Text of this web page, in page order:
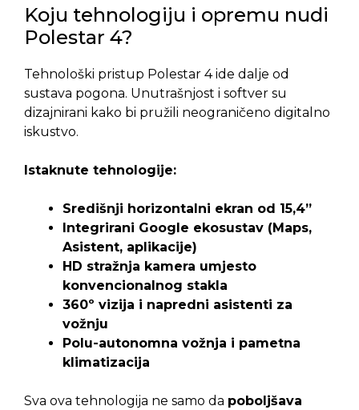
Koju tehnologiju i opremu nudi
Polestar 4?
Tehnološki pristup Polestar 4 ide dalje od
sustava pogona. Unutrašnjost i softver su
dizajnirani kako bi pružili neograničeno digitalno
iskustvo.
Istaknute tehnologije:
Središnji horizontalni ekran od 15,4”
Integrirani Google ekosustav (Maps,
Asistent, aplikacije)
HD stražnja kamera umjesto
konvencionalnog stakla
360º vizija i napredni asistenti za
vožnju
Polu-autonomna vožnja i pametna
klimatizacija
Sva ova tehnologija ne samo da poboljšava